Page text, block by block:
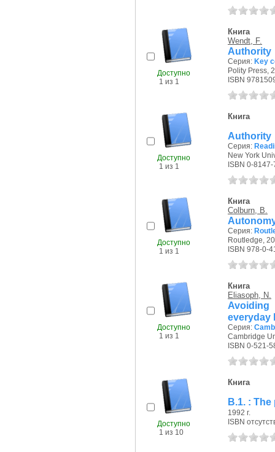
Доступно
1 из 1
Книга
Wendt, F.
Authority
Серия: Key
Polity Press,
ISBN
Доступно
1 из 1
Книга
Authority
Серия:
New York
ISBN 0-
Доступно
1 из 1
Книга
Colburn, B.
Серия:
Routledge,
ISBN 978-0-
Доступно
1 из 1
Книга
Eliasoph, N.
everyday
Серия:
Cambridge
ISBN 0-521-
Доступно
1 из 10
Книга
B.1. :
1992 г.
ISBN